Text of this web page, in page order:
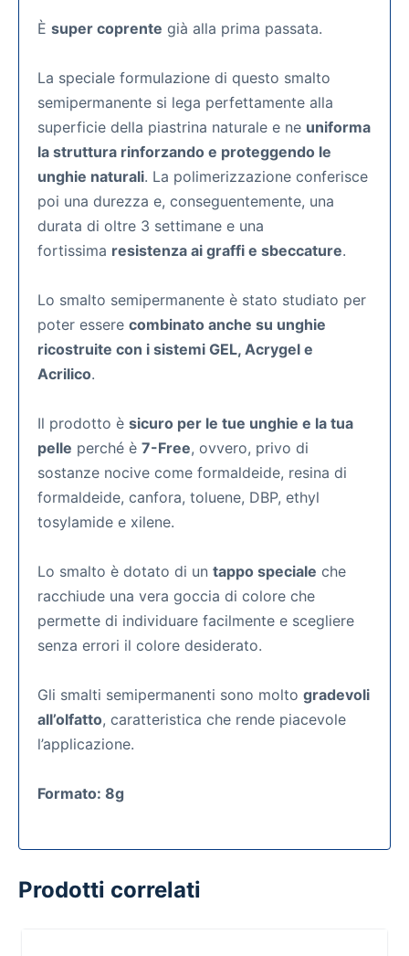
È super coprente già alla prima passata.
La speciale formulazione di questo smalto
semipermanente si lega perfettamente alla
superficie della piastrina naturale e ne uniforma
la struttura rinforzando e proteggendo le
unghie naturali. La polimerizzazione conferisce
poi una durezza e, conseguentemente, una
durata di oltre 3 settimane e una
fortissima resistenza ai graffi e sbeccature.
Lo smalto semipermanente è stato studiato per
poter essere combinato anche su unghie
ricostruite con i sistemi GEL, Acrygel e
Acrilico.
Il prodotto è sicuro per le tue unghie e la tua
pelle perché è 7-Free, ovvero, privo di
sostanze nocive come formaldeide, resina di
formaldeide, canfora, toluene, DBP, ethyl
tosylamide e xilene.
Lo smalto è dotato di un tappo speciale che
racchiude una vera goccia di colore che
permette di individuare facilmente e scegliere
senza errori il colore desiderato.
Gli smalti semipermanenti sono molto gradevoli
all’olfatto, caratteristica che rende piacevole
l’applicazione.
Formato: 8g
Prodotti correlati